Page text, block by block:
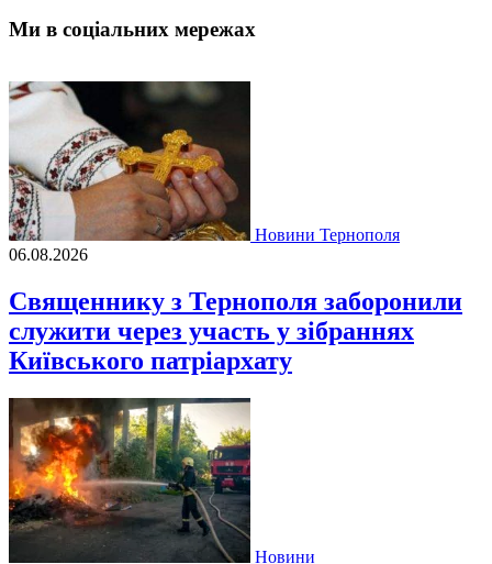
Ми в соціальних мережах
Новини Тернополя
06.08.2026
Священнику з Тернополя заборонили
служити через участь у зібраннях
Київського патріархату
Новини